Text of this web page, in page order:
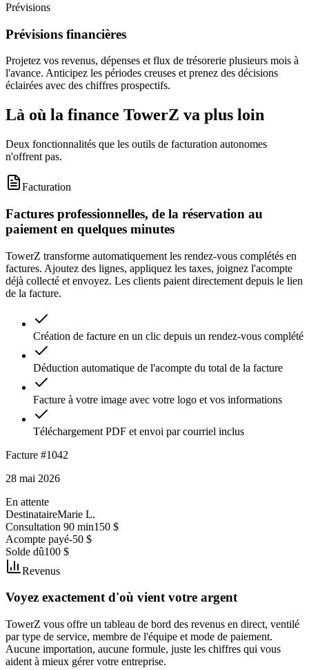
Prévisions
Prévisions financières
Projetez vos revenus, dépenses et flux de trésorerie plusieurs mois à
l'avance. Anticipez les périodes creuses et prenez des décisions
éclairées avec des chiffres prospectifs.
Là où la finance TowerZ va plus loin
Deux fonctionnalités que les outils de facturation autonomes
n'offrent pas.
Facturation
Factures professionnelles, de la réservation au
paiement en quelques minutes
TowerZ transforme automatiquement les rendez-vous complétés en
factures. Ajoutez des lignes, appliquez les taxes, joignez l'acompte
déjà collecté et envoyez. Les clients paient directement depuis le lien
de la facture.
Création de facture en un clic depuis un rendez-vous complété
Déduction automatique de l'acompte du total de la facture
Facture à votre image avec votre logo et vos informations
Téléchargement PDF et envoi par courriel inclus
Facture #1042
28 mai 2026
En attente
DestinataireMarie L.
Consultation 90 min150 $
Acompte payé-50 $
Solde dû100 $
Revenus
Voyez exactement d'où vient votre argent
TowerZ vous offre un tableau de bord des revenus en direct, ventilé
par type de service, membre de l'équipe et mode de paiement.
Aucune importation, aucune formule, juste les chiffres qui vous
aident à mieux gérer votre entreprise.